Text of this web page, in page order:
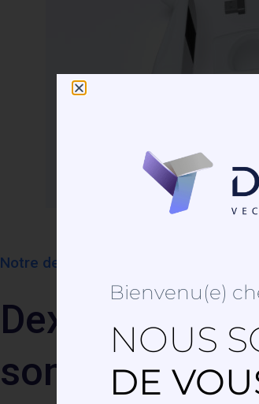
Notre devise est "Vecteur de progrès".
Dexter innove
son site
Bienvenu(e)
NOUS
DE